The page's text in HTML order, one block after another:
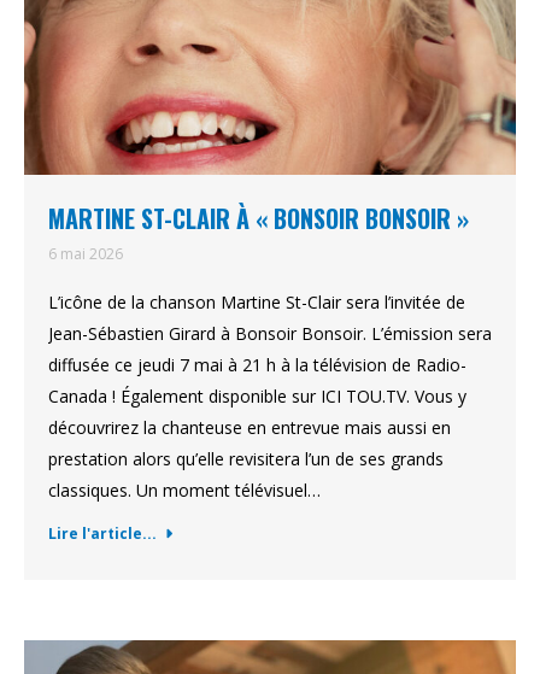
MARTINE ST-CLAIR À « BONSOIR BONSOIR »
6 mai 2026
L’icône de la chanson Martine St-Clair sera l’invitée de
Jean-Sébastien Girard à Bonsoir Bonsoir. L’émission sera
diffusée ce jeudi 7 mai à 21 h à la télévision de Radio-
Canada ! Également disponible sur ICI TOU.TV. Vous y
découvrirez la chanteuse en entrevue mais aussi en
prestation alors qu’elle revisitera l’un de ses grands
classiques. Un moment télévisuel…
Lire l'article...